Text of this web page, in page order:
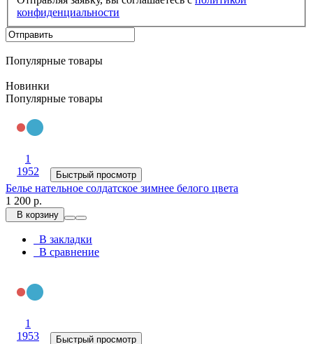
конфиденциальности
Популярные товары
Новинки
Популярные товары
1
1952
Быстрый просмотр
Белье нательное солдатское зимнее белого цвета
1 200 р.
В корзину
В закладки
В сравнение
1
1953
Быстрый просмотр